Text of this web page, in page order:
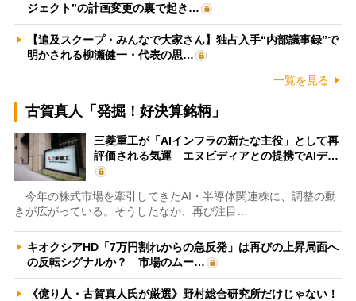
ジェクト”の計画変更の裏で起き…
【追及スクープ・みんなで大家さん】独占入手“内部議事録”で
明かされる柳瀬健一・代表の思…
一覧を見る
古賀真人「発掘！好決算銘柄」
三菱重工が「AIインフラの新たな主役」として再
評価される気運 エヌビディアとの提携でAIデ…
今年の株式市場を牽引してきたAI・半導体関連株に、調整の動
きが広がっている。そうしたなか、再び注目…
キオクシアHD「7万円割れからの急反発」は再びの上昇局面へ
の反転シグナルか？ 市場のムー…
《億り人・古賀真人氏が厳選》野村総合研究所だけじゃない！